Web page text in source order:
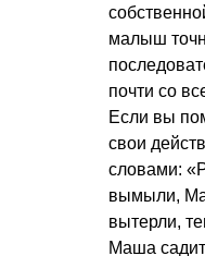
малыш
почти со
Если вы
свои
словами:
вымыли,
вытерли,
Маша